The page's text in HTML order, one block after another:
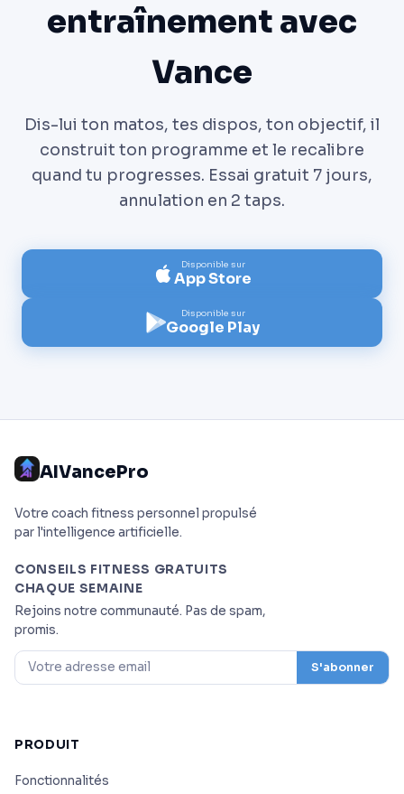
entraînement avec
Vance
Dis-lui ton matos, tes dispos, ton objectif, il
construit ton programme et le recalibre
quand tu progresses. Essai gratuit 7 jours,
annulation en 2 taps.
Disponible sur
App Store
Disponible sur
Google Play
AIVancePro
Votre coach fitness personnel propulsé
par l'intelligence artificielle.
CONSEILS FITNESS GRATUITS
CHAQUE SEMAINE
Rejoins notre communauté. Pas de spam,
promis.
S'abonner
PRODUIT
Fonctionnalités